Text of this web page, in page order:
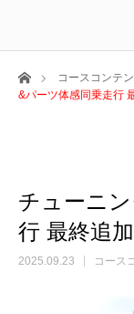
ホームコースコンテン
&パーツ体感同乗走行
チューニ
行 最終追
2025.09.23 コース